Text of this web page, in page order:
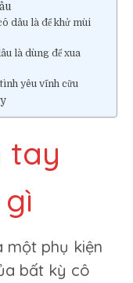
dâu là để khử mùi
là dùng để xua
yêu vĩnh cữu
tay
một phụ kiện
bất kỳ cô